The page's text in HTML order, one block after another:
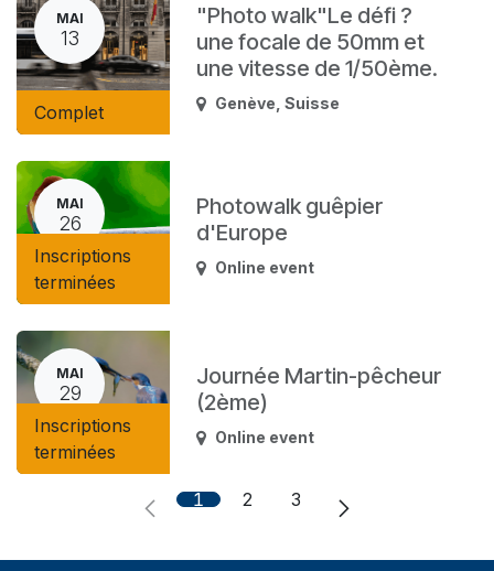
MAI
13
Complet
"Photo walk"Le défi ?
une focale de 50mm et
une vitesse de 1/50ème.
Genève ,Suisse
MAI
26
Inscriptions
terminées
Photowalk guêpier
d'Europe
Online event
MAI
29
Inscriptions
terminées
Journée Martin-pêcheur
(2ème)
Online event
1 2 3